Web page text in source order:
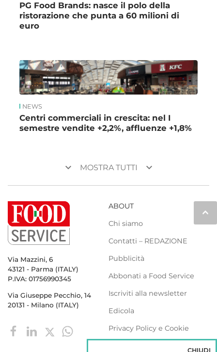
PG Food Brands: nasce il polo della
ristorazione che punta a 60 milioni di
euro
NEWS
Centri commerciali in crescita: nel I
semestre vendite +2,2%, affluenze +1,8%
keyboard_arrow_down MOSTRA TUTTI keyboard_arrow_down
keyboard_arrow_up
Via Mazzini, 6
43121 - Parma (ITALY)
P.IVA: 01756990345
Via Giuseppe Pecchio, 14
20131 - Milano (ITALY)
ABOUT
Chi siamo
Contatti – REDAZIONE
Pubblicità
Abbonati a Food Service
Iscriviti alla newsletter
Edicola
Privacy Policy e Cookie
CHIUDI